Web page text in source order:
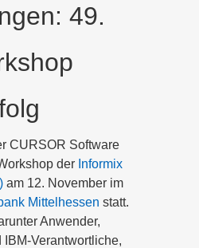
49.
CURSOR Software
der Informix
am 12. November im
Mittelhessen statt.
Anwender,
IBM-Verantwortliche,